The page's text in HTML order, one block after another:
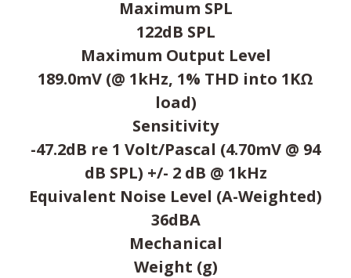
Maximum SPL
122dB SPL
Maximum Output Level
189.0mV (@ 1kHz, 1% THD into 1KΩ
load)
Sensitivity
-47.2dB re 1 Volt/Pascal (4.70mV @ 94
dB SPL) +/- 2 dB @ 1kHz
Equivalent Noise Level (A-Weighted)
36dBA
Mechanical
Weight (g)